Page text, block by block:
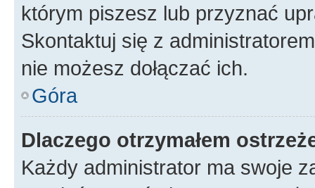
którym piszesz lub przyznać
Skontaktuj się z
nie możesz dołączać ich.
Góra
Dlaczego otrzymałem
Każdy administrator ma swoje